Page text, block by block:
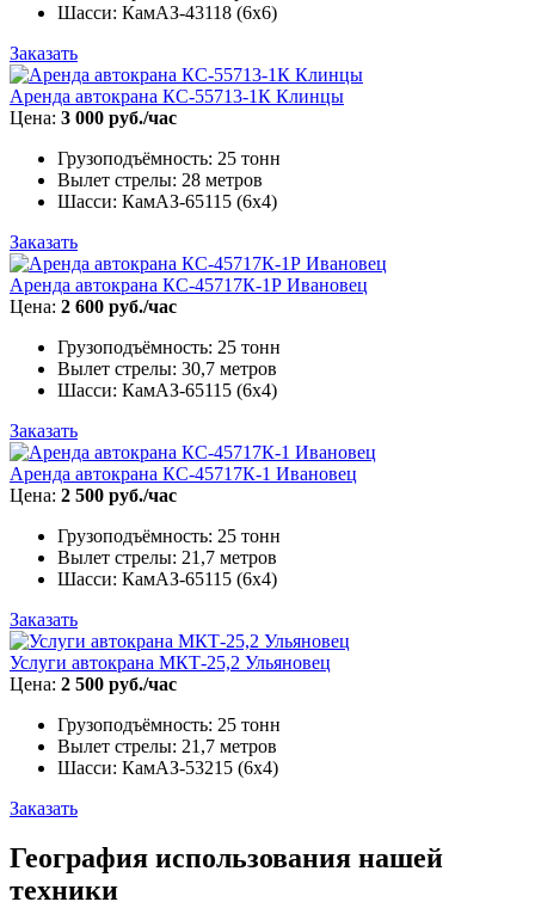
Шасси: КамАЗ-43118 (6х6)
Заказать
Аренда автокрана КС-55713-1К Клинцы
Цена: 3 000 руб./час
Грузоподъёмность: 25 тонн
Вылет стрелы: 28 метров
Шасси: КамАЗ-65115 (6х4)
Заказать
Аренда автокрана КС-45717К-1Р Ивановец
Цена: 2 600 руб./час
Грузоподъёмность: 25 тонн
Вылет стрелы: 30,7 метров
Шасси: КамАЗ-65115 (6х4)
Заказать
Аренда автокрана КС-45717К-1 Ивановец
Цена: 2 500 руб./час
Грузоподъёмность: 25 тонн
Вылет стрелы: 21,7 метров
Шасси: КамАЗ-65115 (6х4)
Заказать
Услуги автокрана МКТ-25,2 Ульяновец
Цена: 2 500 руб./час
Грузоподъёмность: 25 тонн
Вылет стрелы: 21,7 метров
Шасси: КамАЗ-53215 (6х4)
Заказать
География использования нашей
техники